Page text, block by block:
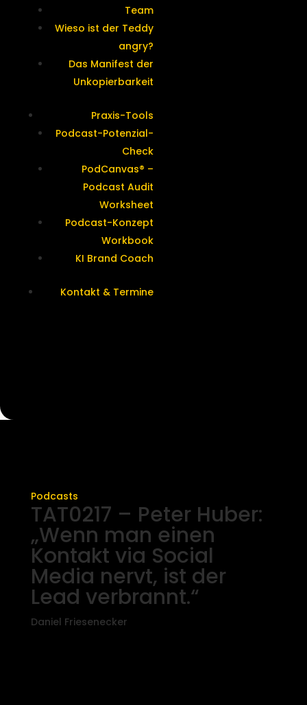
Team
Wieso ist der Teddy
angry?
Das Manifest der
Unkopierbarkeit
Praxis-Tools
Podcast-Potenzial-
Check
PodCanvas® –
Podcast Audit
Worksheet
Podcast-Konzept
Workbook
KI Brand Coach
Kontakt & Termine
Podcasts
TAT0217 – Peter Huber:
„Wenn man einen
Kontakt via Social
Media nervt, ist der
Lead verbrannt.“
Daniel Friesenecker